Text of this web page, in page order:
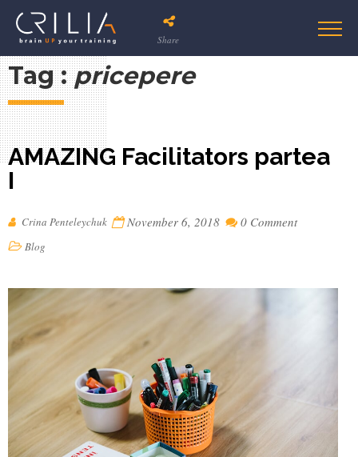
Share
Tag :pricepere
AMAZING Facilitators partea
I
Crina Penteleychuk November 6, 2018 0 Comment
Blog